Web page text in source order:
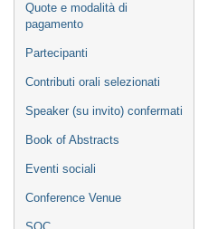
Quote e modalità di
pagamento
Partecipanti
Contributi orali selezionati
Speaker (su invito) confermati
Book of Abstracts
Eventi sociali
Conference Venue